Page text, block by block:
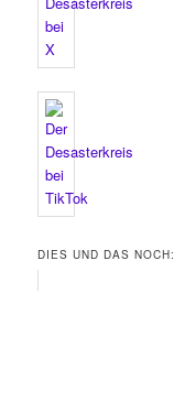
DIES UND DAS NOCH: